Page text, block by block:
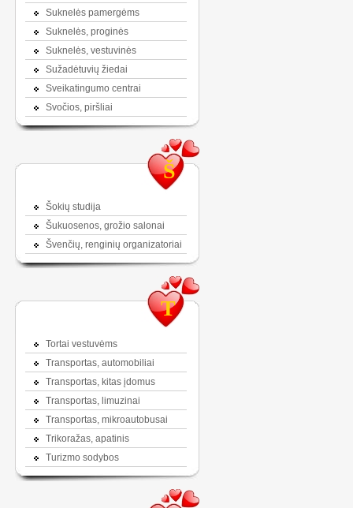
Suknelės pamergėms
Suknelės, proginės
Suknelės, vestuvinės
Sužadėtuvių žiedai
Sveikatingumo centrai
Svočios, piršliai
Š
Šokių studija
Šukuosenos, grožio salonai
Švenčių, renginių organizatoriai
T
Tortai vestuvėms
Transportas, automobiliai
Transportas, kitas įdomus
Transportas, limuzinai
Transportas, mikroautobusai
Trikoražas, apatinis
Turizmo sodybos